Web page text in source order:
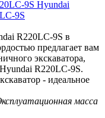
9S
R220LC-9S в
предлагает вам
экскаватора,
R220LC-9S.
- идеальное
масса